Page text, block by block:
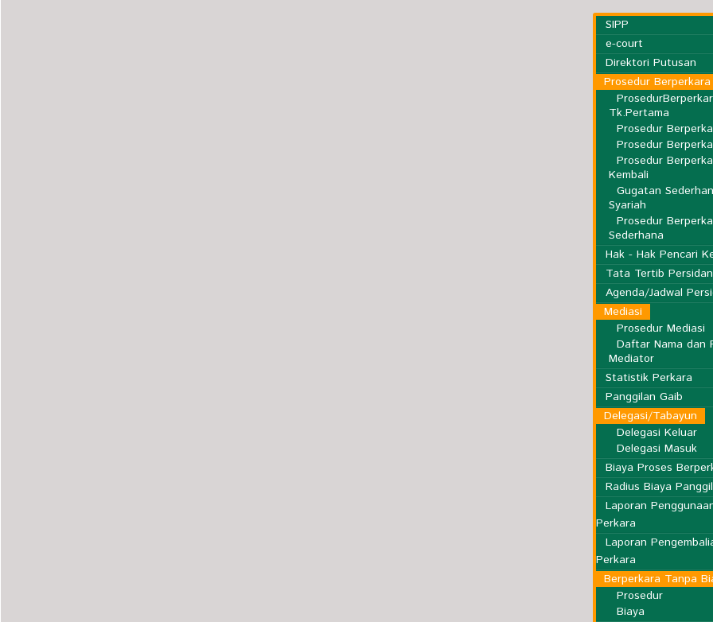
SIPP
e-court
Direktori Putusan
Prosedur Berperkara
Tk.Pertama
Prosedur
Prosedur
Prosedur
Kembali
Gugatan
Syariah
Prosedur
Sederhana
Hak - Hak Pencari
Tata Tertib
Agenda/Jadwal
Mediasi
Prosedur Mediasi
Daftar Nama dan
Mediator
Statistik Perkara
Panggilan Gaib
Delegasi/Tabayun
Delegasi Keluar
Delegasi Masuk
Biaya Proses
Radius Biaya
Laporan
Perkara
Laporan
Perkara
Berperkara Tanpa
Prosedur
Biaya